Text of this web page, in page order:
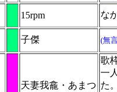
15rpm な
子傑 (無
天妻我龕・あまつ
歌
一
た